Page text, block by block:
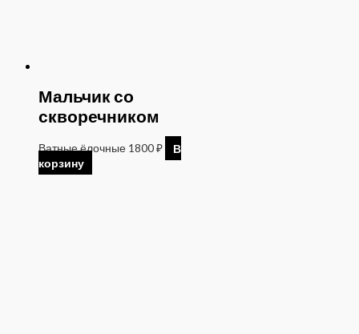
Мальчик со
скворечником
Ватные ёлочные 1800₽
В
корзину